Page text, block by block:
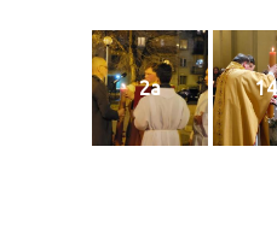
Galerie 2025
Pożegnanie Ks.
2a